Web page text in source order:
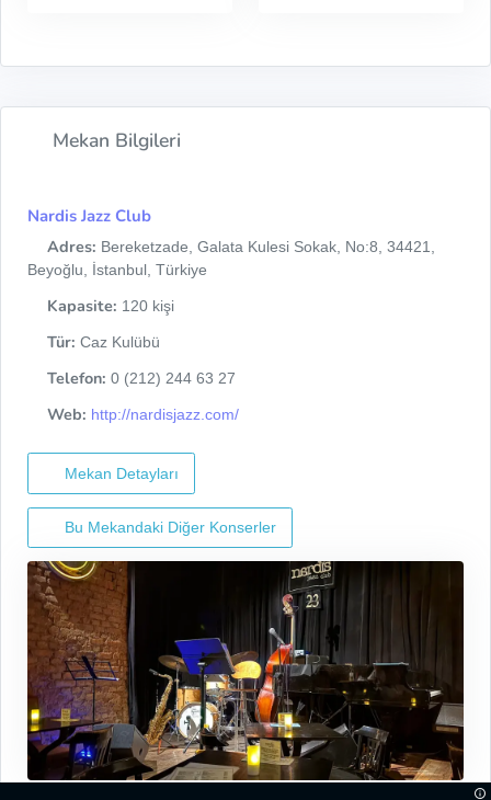
Mekan Bilgileri
Nardis Jazz Club
Adres: Bereketzade, Galata Kulesi Sokak, No:8, 34421,
Beyoğlu, İstanbul, Türkiye
Kapasite: 120 kişi
Tür: Caz Kulübü
Telefon: 0 (212) 244 63 27
Web: http://nardisjazz.com/
Mekan Detayları
Bu Mekandaki Diğer Konserler